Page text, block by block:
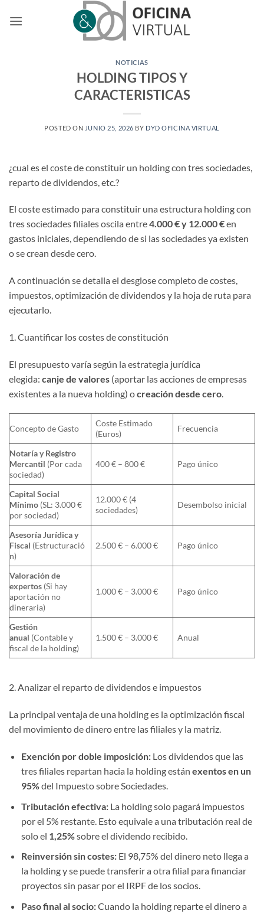
NOTICIAS
HOLDING TIPOS Y
CARACTERISTICAS
POSTED ON JUNIO 25, 2026 BY DYD OFICINA VIRTUAL
¿cual es el coste de constituir un holding con tres sociedades,
reparto de dividendos, etc.?
El coste estimado para constituir una estructura holding con
tres sociedades filiales oscila entre4.000 € y 12.000 €en
gastos iniciales, dependiendo de si las sociedades ya existen
o se crean desde cero.
A continuación se detalla el desglose completo de costes,
impuestos, optimización de dividendos y la hoja de ruta para
ejecutarlo.
1. Cuantificar los costes de constitución
El presupuesto varía según la estrategia jurídica
elegida: canje de valores (aportar las acciones de empresas
existentes a la nueva holding) ocreación desde cero
Concepto de Gasto
Coste Estimado
(Euros)
Frecuencia
Notaría y Registro
Mercantil (Por cada
sociedad)
400 € – 800 € Pago único
Capital Social
Mínimo (SL: 3.000 €
por sociedad)
12.000 € (4
sociedades)
Desembolso inicial
Asesoría Jurídica y
Fiscal (Estructuració
n)
2.500 € – 6.000 € Pago único
Valoración de
expertos (Si hay
aportación no
dineraria)
1.000 € – 3.000 € Pago único
Gestión
anual (Contable y
fiscal de la holding)
1.500 € – 3.000 € Anual
2. Analizar el reparto de dividendos e impuestos
La principal ventaja de una holding es la optimización fiscal
del movimiento de dinero entre las filiales y la matriz.
Exención por doble imposición:Los dividendos que las
tres filiales repartan hacia la holding están exentos en un
95%del Impuesto sobre Sociedades.
Tributación efectiva:La holding solo pagará impuestos
por el 5% restante. Esto equivale a una tributación real de
solo el 1,25%sobre el dividendo recibido.
Reinversión sin costes:El 98,75% del dinero neto llega a
la holding y se puede transferir a otra filial para financiar
proyectos sin pasar por el IRPF de los socios.
Paso final al socio:Cuando la holding reparte el dinero a